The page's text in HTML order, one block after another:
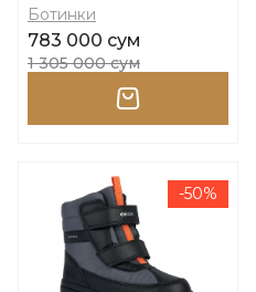
Ботинки
783 000 сум
1 305 000 сум
-50%